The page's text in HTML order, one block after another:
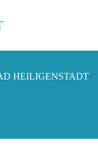
HEILIGENSTADT